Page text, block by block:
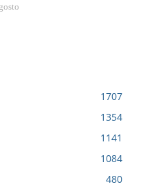
1707
1354
1141
1084
480